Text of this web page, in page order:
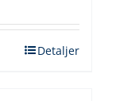
Detaljer